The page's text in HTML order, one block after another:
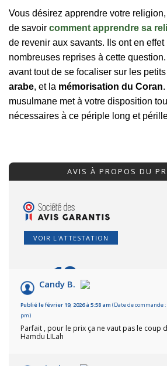
Vous désirez apprendre votre
de savoir comment apprendre sa
de revenir aux savants. Ils ont en
nombreuses reprises à cette
avant tout de se focaliser sur les
arabe, et la mémorisation du Coran
musulmane met à votre disposition
nécessaires à ce périple long et
AVIS À PROPOS DU
VOIR L'ATTESTATION
10 /10
Basé sur 18 avis
Candy B.
Publié le février 19, 2026 à 5:58 am (Date de commande :
pm)
Parfait , pour le prix ça ne vaut pas le coup
Hamdu LILah